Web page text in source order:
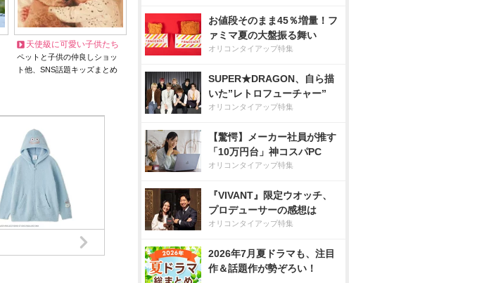
天使級に可愛い子供たち
ペットと子供の仲良しショッ
ト他、SNS話題キッズまとめ
お値段そのまま45％増量！フ
ァミマ夏の大盤振る舞い
オリコンタイアップ特集
SUPER★DRAGON、自ら描
いた”レトロフューチャー”
オリコンタイアップ特集
【驚愕】メーカー社員が推す
「10万円台」神コスパPC
オリコンタイアップ特集
『VIVANT』限定ウオッチ、
プロデューサーの感想は
オリコンタイアップ特集
2026年7月夏ドラマも、注目
作＆話題作が勢ぞろい！